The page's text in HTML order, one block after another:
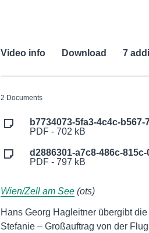
Video info Download 7
2 Documents
b7734073-5fa3-4c4c-
PDF - 702 kB
d2886301-a7c8-486c-
PDF - 797 kB
Wien/Zell am See (ots)
Hans Georg Hagleitner übergibt
Stefanie – Großauftrag von der